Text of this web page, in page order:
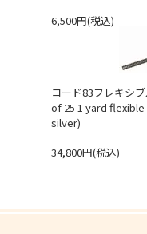
6,500円(税込)
コード83フレキシ
of 25 1 yard
silver)
34,800円(税込)